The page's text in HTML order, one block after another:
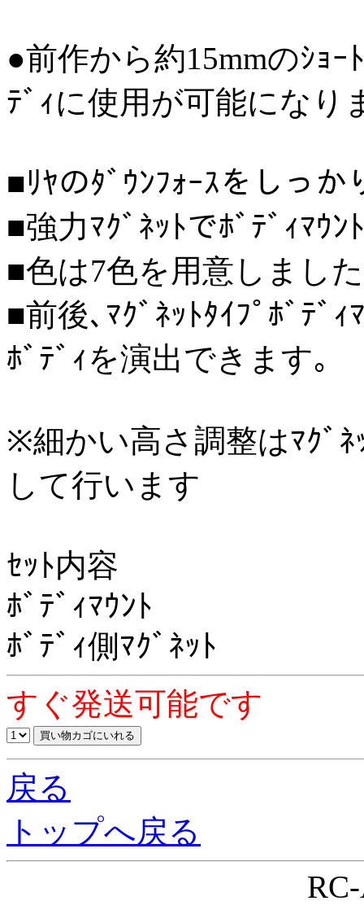
●前作から約15mmのｼｮｰ
ﾃﾞｨに使用が可能になり
■ﾘﾔのﾀﾞｳﾝﾌｫｰｽをしっ
■強力ﾏｸﾞﾈｯﾄでﾎﾞﾃﾞｨﾏｳ
■色は7色を用意しまし
■前後､ﾏｸﾞﾈｯﾄﾀｲﾌﾟﾎﾞﾃﾞ
ﾎﾞﾃﾞｨを演出できます｡
※細かい高さ調整はﾏｸﾞ
して行います
ｾｯﾄ内容
ﾎﾞﾃﾞｨﾏｳﾝﾄ
ﾎﾞﾃﾞｨ側ﾏｸﾞﾈｯﾄ
すぐ発送可能です
戻る
トップへ戻る